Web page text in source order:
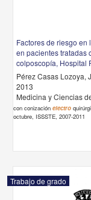
Factores de riesgo
en pacientes tratadas
colposcopía, Hospital
Pérez Casas Lozoya,
2013
Medicina y Ciencias
con conizaciónelectro
octubre, ISSSTE, 2007-2011
Trabajo de grado